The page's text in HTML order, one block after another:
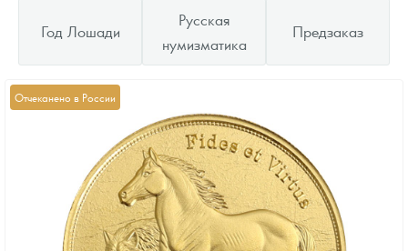
Год Лошади
Русская
нумизматика
Предзаказ
Отчеканено в России